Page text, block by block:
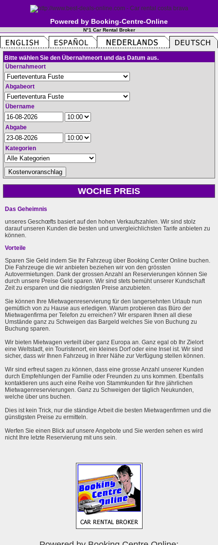
Powered by Booking-Centre-Online
N°1 Car Rental Broker
Bitte wählen Sie den Übernahmeort und das Datum aus.
Übernahmeort
Abgabeort
Übername
Abgabe
Kategorien
WOCHE PREIS
Das Geheimnis
unseres Geschœfts basiert auf den hohen Verkaufszahlen. Wir sind stolz
darauf unseren Kunden die besten und unvergleichlichsten Tarife anbieten zu
können.
Vorteile
Sparen Sie Geld indem Sie Ihr Fahrzeug über Booking Center Online buchen.
Die Fahrzeuge die wir anbieten beziehen wir von den grössten
Autovermietungen. Dank der grossen Anzahl an Reservierungen können Sie
durch unsere Preise Geld sparen. Wir sind stets bemüht unserer Kundschaft
Zeit zu ersparen und die niedrigsten Preise anzubieten.
Sie können Ihre Mietwagenreservierung für den langersehnten Urlaub nun
gemütlich von zu Hause aus erledigen. Warum probieren das Büro der
Mietwagenfirma per Telefon zu erreichen? Wir ersparen Ihnen all diese
Umstände ganz zu Schweigen das Bargeld welches Sie von Buchung zu
Buchung sparen.
Wir bieten Mietwagen verteilt über ganz Europa an. Ganz egal ob Ihr Zielort
eine Weltstadt, ein Touristenort, ein kleines Dorf oder eine Insel ist. Wir sind
sicher, dass wir Ihnen Fahrzeug in Ihrer Nähe zur Verfügung stellen können.
Wir sind erfreut sagen zu können, dass eine grosse Anzahl unserer Kunden
durch Empfehlungen der Familie oder Freunden zu uns kommen. Ebenfalls
kontaktieren uns auch eine Reihe von Stammkunden für Ihre jährlichen
Mietwagenreservierungen. Ganz zu Schweigen der täglich Neukunden,
welche über uns buchen.
Dies ist kein Trick, nur die ständige Arbeit die besten Mietwagenfirmen und die
günstigsten Preise zu ermitteln.
Werfen Sie einen Blick auf unsere Angebote und Sie werden sehen es wird
nicht Ihre letzte Reservierung mit uns sein.